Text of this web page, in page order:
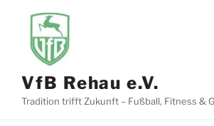
springen
VfB Rehau e.V.
Tradition trifft Zukunft – Fußball, Fitness &